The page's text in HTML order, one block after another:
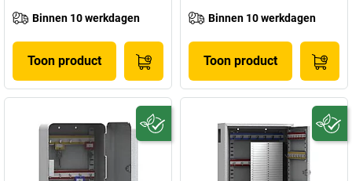
Binnen 10 werkdagen
Toon product
Binnen 10 werkdagen
Toon product